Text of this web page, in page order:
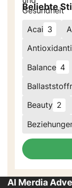
Beliebte
Acai 3
Balance 4
Beauty 2
AI Merdia